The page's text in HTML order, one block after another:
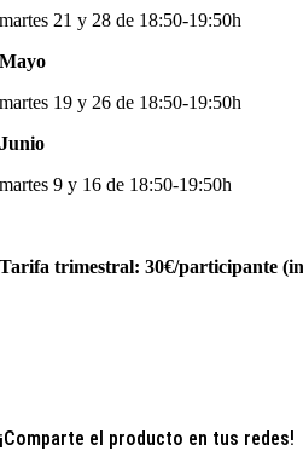
martes 21 y 28 de 18:50-19:50h
Mayo
martes 19 y 26 de 18:50-19:50h
Junio
martes 9 y 16 de 18:50-19:50h
Tarifa trimestral: 30€/participante
¡Comparte el producto en tus redes!